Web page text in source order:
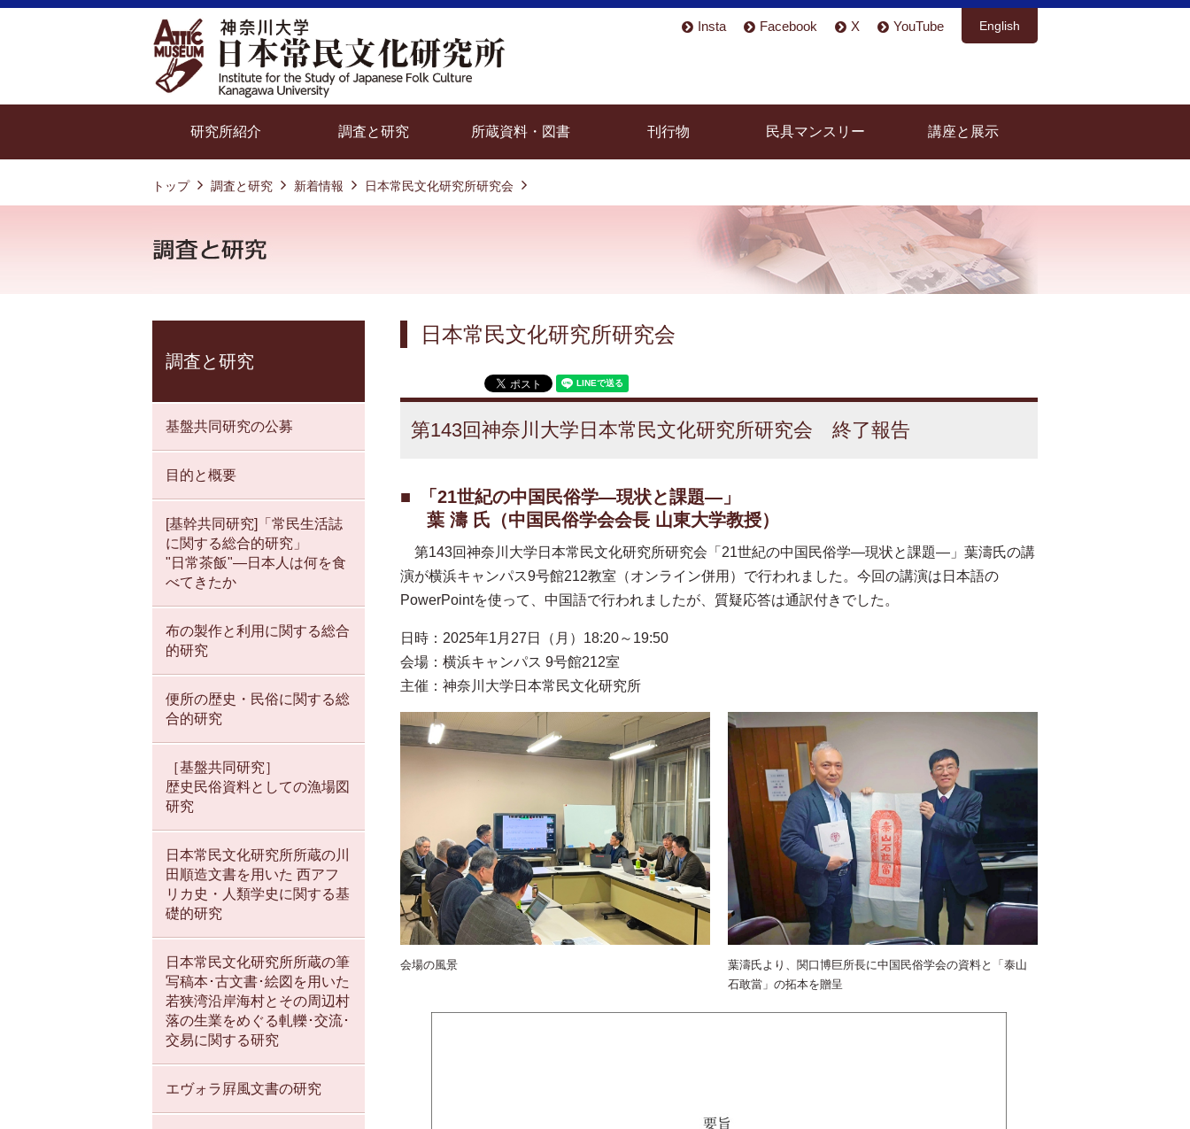
English
Insta Facebook X YouTube
研究所紹介 調査と研究 所蔵資料・図書 刊行物 民具マンスリー 講座と展示
トップ 調査と研究 新着情報 日本常民文化研究所研究会
日本常民文化研究所研究会
第143回神奈川大学日本常民文化研究所研究会 終了報告
「21世紀の中国民俗学—現状と課題—」
葉 濤 氏（中国民俗学会会長 山東大学教授）
第143回神奈川大学日本常民文化研究所研究会「21世紀の中国民俗学—現状と課題—」葉濤氏の講
演が横浜キャンパス9号館212教室（オンライン併用）で行われました。今回の講演は日本語の
PowerPointを使って、中国語で行われましたが、質疑応答は通訳付きでした。
日時：2025年1月27日（月）18:20～19:50
会場：横浜キャンパス 9号館212室
主催：神奈川大学日本常民文化研究所
会場の風景
葉濤氏より、関口博巨所長に中国民俗学会の資料と「泰山
石敢當」の拓本を贈呈
調査と研究
基盤共同研究の公募
目的と概要
[基幹共同研究]「常民生活誌
に関する総合的研究」
"日常茶飯"—日本人は何を食
べてきたか
布の製作と利用に関する総合
的研究
便所の歴史・民俗に関する総
合的研究
［基盤共同研究］
歴史民俗資料としての漁場図
研究
日本常民文化研究所所蔵の川
田順造文書を用いた 西アフ
リカ史・人類学史に関する基
礎的研究
日本常民文化研究所所蔵の筆
写稿本･古文書･絵図を用いた
若狭湾沿岸海村とその周辺村
落の生業をめぐる軋轢･交流･
交易に関する研究
エヴォラ屛風文書の研究